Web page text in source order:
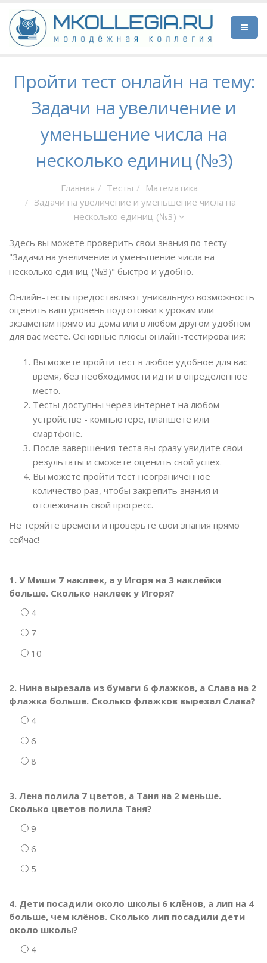
Пройти тест онлайн на тему:
Задачи на увеличение и
уменьшение числа на
несколько единиц (№3)
Главная Тесты
Математика
Задачи на увеличение и уменьшение числа на
несколько единиц (№3)
Здесь вы можете проверить свои знания по тесту
"Задачи на увеличение и уменьшение числа на
несколько единиц (№3)" быстро и удобно.
Онлайн-тесты предоставляют уникальную возможность
оценить ваш уровень подготовки к урокам или
экзаменам прямо из дома или в любом другом удобном
для вас месте. Основные плюсы онлайн-тестирования:
Вы можете пройти тест в любое удобное для вас
время, без необходимости идти в определенное
место.
Тесты доступны через интернет на любом
устройстве - компьютере, планшете или
смартфоне.
После завершения теста вы сразу увидите свои
результаты и сможете оценить свой успех.
Вы можете пройти тест неограниченное
количество раз, чтобы закрепить знания и
отслеживать свой прогресс.
Не теряйте времени и проверьте свои знания прямо
сейчас!
1. У Миши 7 наклеек, а у Игоря на 3 наклейки
больше. Сколько наклеек у Игоря?
4
7
10
2. Нина вырезала из бумаги 6 флажков, а Слава на 2
флажка больше. Сколько флажков вырезал Слава?
4
6
8
3. Лена полила 7 цветов, а Таня на 2 меньше.
Сколько цветов полила Таня?
9
6
5
4. Дети посадили около школы 6 клёнов, а лип на 4
больше, чем клёнов. Сколько лип посадили дети
около школы?
4